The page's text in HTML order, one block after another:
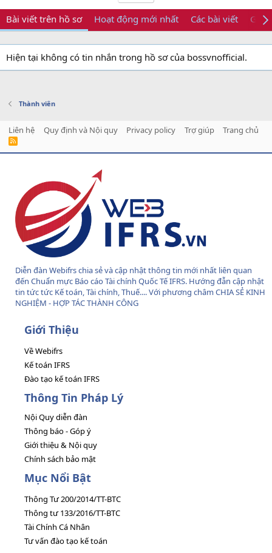
Bài viết trên hồ sơ Hoạt động mới nhất Các bài viết Giới
Hiện tại không có tin nhắn trong hồ sơ của bossvnofficial.
Thành viên
Liên hệ Quy định và Nội quy Privacy policy Trợ giúp Trang chủ
R
Diễn đàn Webifrs chia sẻ và cập nhật thông tin mới nhất liên quan
đến Chuẩn mực Báo cáo Tài chính Quốc Tế IFRS. Hướng đẫn cập nhật
tin tức tức Kế toán, Tài chính, Thuế.... Với phương châm CHIA SẺ KINH
NGHIỆM - HỢP TÁC THÀNH CÔNG
Giới Thiệu
Về Webifrs
Kế toán IFRS
Đào tạo kế toán IFRS
Thông Tin Pháp Lý
Nội Quy diễn đàn
Thông báo - Góp ý
Giới thiệu & Nội quy
Chính sách bảo mật
Mục Nổi Bật
Thông Tư 200/2014/TT-BTC
Thông tư 133/2016/TT-BTC
Tài Chính Cá Nhân
Tư vấn đào tạo kế toán